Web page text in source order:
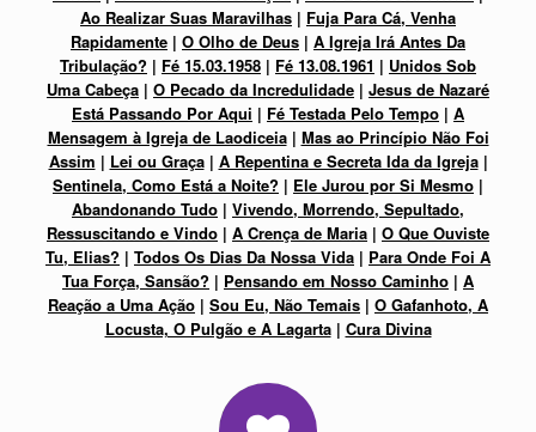
Ao Realizar Suas Maravilhas | Fuja Para Cá, Venha
Rapidamente | O Olho de Deus | A Igreja Irá Antes Da
Tribulação? | Fé 15.03.1958 | Fé 13.08.1961 | Unidos Sob
Uma Cabeça | O Pecado da Incredulidade | Jesus de Nazaré
Está Passando Por Aqui | Fé Testada Pelo Tempo | A
Mensagem à Igreja de Laodiceia| Mas ao Princípio Não Foi
Assim | Lei ou Graça| A Repentina e Secreta Ida da Igreja|
Sentinela, Como Está a Noite? | Ele Jurou por Si Mesmo |
Abandonando Tudo | Vivendo, Morrendo, Sepultado,
Ressuscitando e Vindo | A Crença de Maria | O Que Ouviste
Tu, Elias? | Todos Os Dias Da Nossa Vida | Para Onde Foi A
Tua Força, Sansão? | Pensando em Nosso Caminho | A
Reação a Uma Ação | Sou Eu, Não Temais | O Gafanhoto, A
Locusta, O Pulgão e A Lagarta| Cura Divina